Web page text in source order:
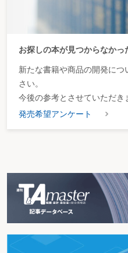
お探しの本が見つからなかっ
新たな書籍や商品の開発に
さい。
今後の参考とさせていただき
発売希望アンケート